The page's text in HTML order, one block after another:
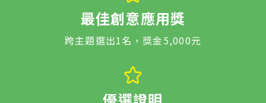
最佳創意應用獎
跨主題選出1名，獎金5,000元